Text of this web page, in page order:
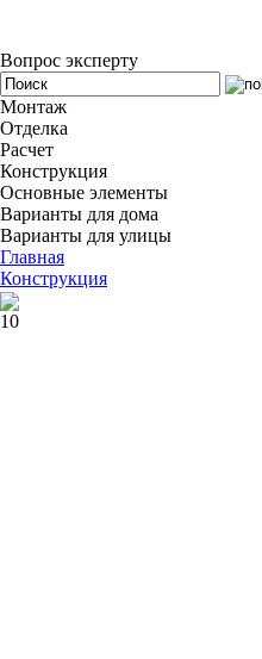
Вопрос эксперту
Монтаж
Отделка
Расчет
Конструкция
Основные элементы
Варианты для дома
Варианты для улицы
Главная
Конструкция
10